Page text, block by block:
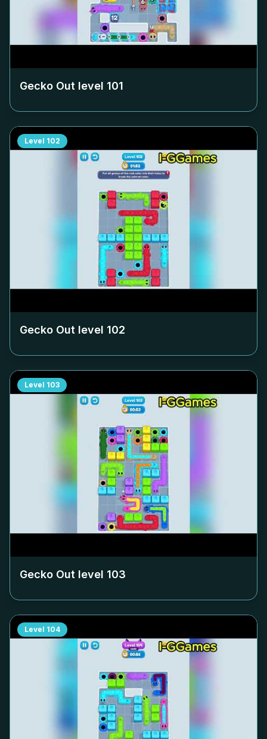
Gecko Out level 101
Level 102
Gecko Out level 102
Level 103
Gecko Out level 103
Level 104